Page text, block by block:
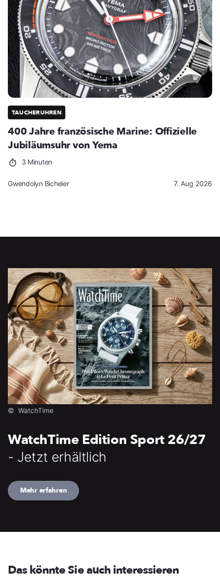
TAUCHERUHREN
400 Jahre französische Marine: Offizielle
Jubiläumsuhr von Yema
3 Minuten
Gwendolyn Bicheler 7. Aug 2026
© WatchTime
WatchTime Edition Sport 26/27
- Jetzt erhältlich
Mehr erfahren
Das könnte Sie auch interessieren